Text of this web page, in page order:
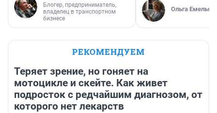
Блогер, предприниматель,
владелец в транспортном
бизнесе
Ольга
РЕКОМЕНДУЕМ
Теряет зрение, но гоняет на
мотоцикле и скейте. Как живет
подросток с редчайшим диагнозом, от
которого нет лекарств